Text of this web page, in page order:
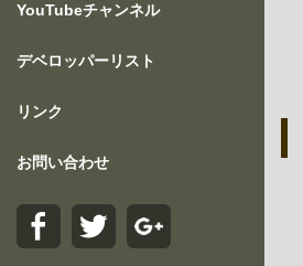
YouTubeチャンネル
デベロッパーリスト
リンク
お問い合わせ